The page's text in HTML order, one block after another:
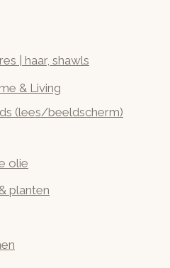
| haar, shawls
& Living
(lees/beeldscherm)
olie
planten